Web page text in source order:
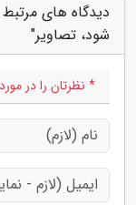
دیدگاه های
شود، تصاویر"
* نظرتان را در